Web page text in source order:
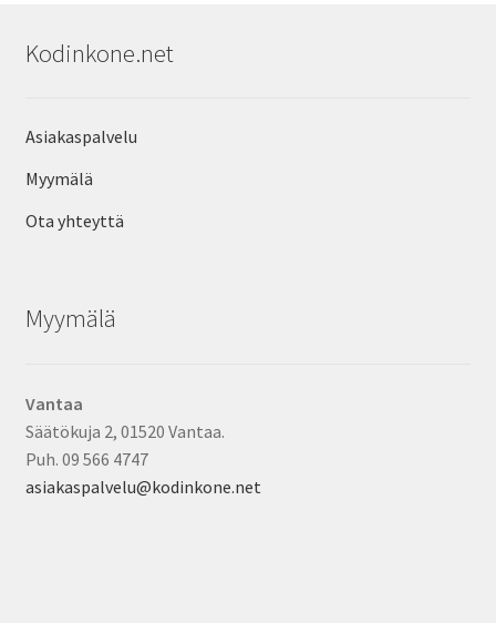
Kodinkone.net
Asiakaspalvelu
Myymälä
Ota yhteyttä
Myymälä
Vantaa
Säätökuja 2, 01520 Vantaa.
Puh. 09 566 4747
asiakaspalvelu@kodinkone.net